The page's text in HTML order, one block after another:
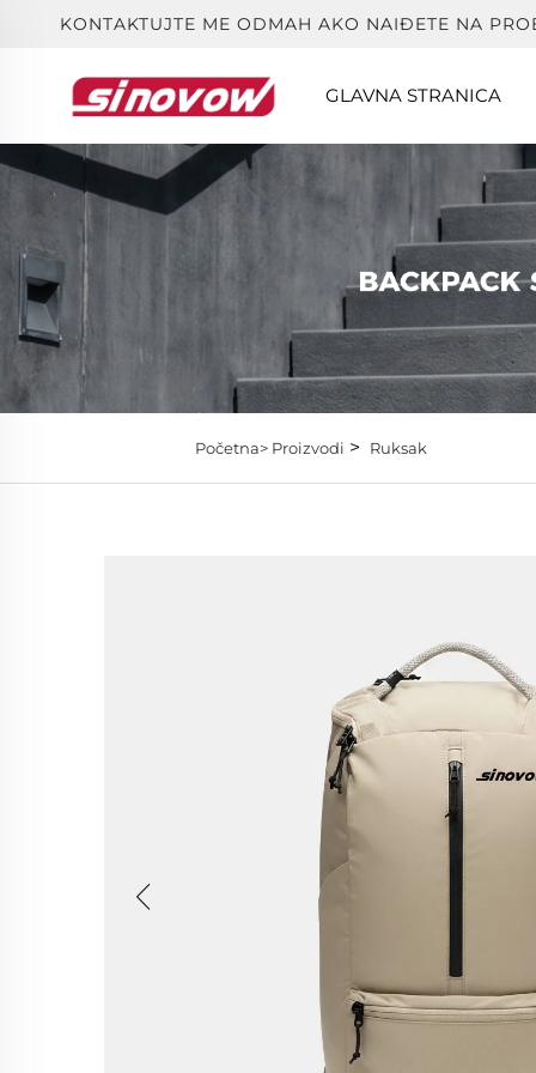
KONTAKTUJTE ME ODMAH AKO NAIĐETE NA
GLAVNA STRANICA
Početna> Proizvodi > Ruksak